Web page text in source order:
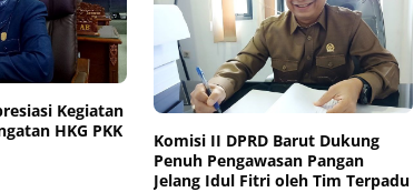
Kegiatan
HKG PKK
Komisi II DPRD Barut Dukung
Penuh Pengawasan Pangan
Jelang Idul Fitri oleh Tim Terpadu